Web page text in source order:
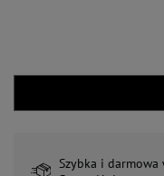
Szybka i darmowa